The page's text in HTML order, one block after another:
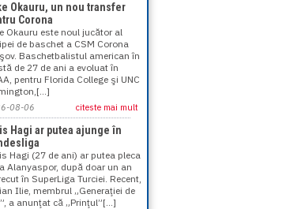
Okauru, un nou transfer
Corona
Okauru este noul jucător al
de baschet a CSM Corona
Baschetbalistul american în
de 27 de ani a evoluat în
pentru Florida College şi UNC
08-06 citeste mai mult
Hagi ar putea ajunge în
Hagi (27 de ani) ar putea pleca
Alanyaspor, după doar un an
în SuperLiga Turciei. Recent,
Ilie, membrul „Generaţiei de
a anunţat că „Prinţul”[...]